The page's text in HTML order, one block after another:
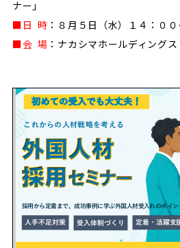
ナー」
■日 時 ：８月５日（水）１４：０
■会 場 ：ナカシマホールディング